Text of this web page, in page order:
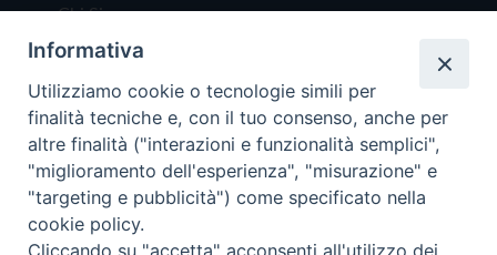
Chi Siamo
Redazione
Scrivici
Copyright © 2019 - Tutti i diritti riservati - Vita
Informativa
Utilizziamo cookie o tecnologie simili per
finalità tecniche e, con il tuo consenso, anche per
altre finalità ("interazioni e funzionalità semplici",
"miglioramento dell'esperienza", "misurazione" e
"targeting e pubblicità") come specificato nella
cookie policy.